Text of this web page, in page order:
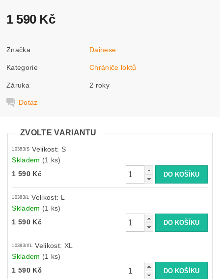
1 590 Kč
Značka Dainese
Kategorie Chrániče loktů
Záruka 2 roky
Dotaz
ZVOLTE VARIANTU
10383/S Velikost: S
Skladem (1 ks)
1 590 Kč
10383/L Velikost: L
Skladem (1 ks)
1 590 Kč
10383/XL Velikost: XL
Skladem (1 ks)
1 590 Kč